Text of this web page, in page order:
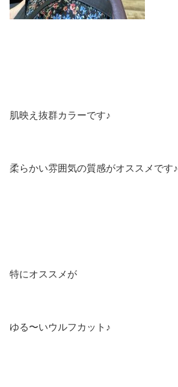
肌映え抜群カラーです♪
柔らかい雰囲気の質感がオススメです♪
特にオススメが
ゆる〜いウルフカット♪